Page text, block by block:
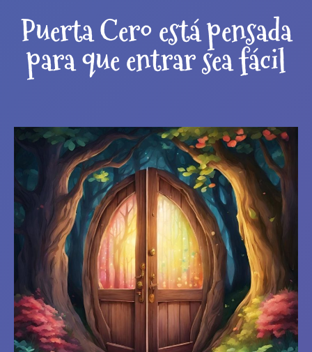
Puerta Cero está pensada
para que entrar sea fácil